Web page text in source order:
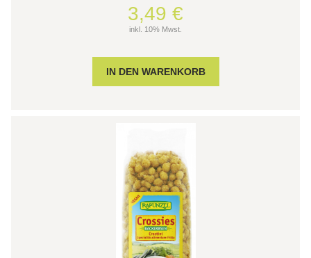
3,49 €
inkl. 10% Mwst.